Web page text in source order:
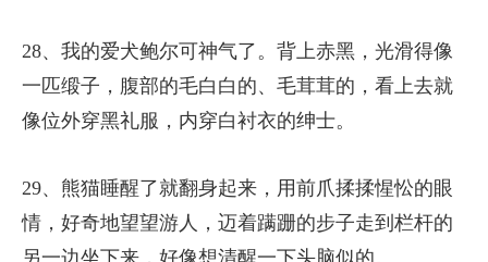
28、我的爱犬鲍尔可神气了。背上赤黑，光滑得像
一匹缎子，腹部的毛白白的、毛茸茸的，看上去就
像位外穿黑礼服，内穿白衬衣的绅士。
29、熊猫睡醒了就翻身起来，用前爪揉揉惺忪的眼
情，好奇地望望游人，迈着蹒跚的步子走到栏杆的
另一边坐下来，好像想清醒一下头脑似的。